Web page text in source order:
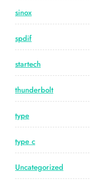
sinox
spdif
startech
thunderbolt
type
type c
Uncategorized